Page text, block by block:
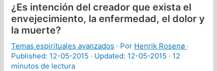
sexual
¿Es intención del creador que exista el
envejecimiento, la enfermedad, el dolor y
la muerte?
Temas espirituales avanzados · Por Henrik Rosenø ·
Published: 12-05-2015 · Updated: 12-05-2015 · 12
minutos de lectura